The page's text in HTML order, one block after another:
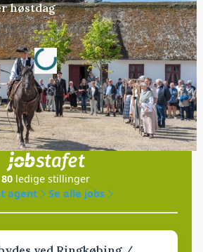
høstdag
Annonce
Loading...
Jobs
i samarbejde med
80 ledige stillinger
agent
Se alle jobs